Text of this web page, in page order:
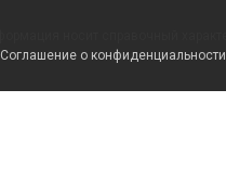
Соглашение о конфиденциальности